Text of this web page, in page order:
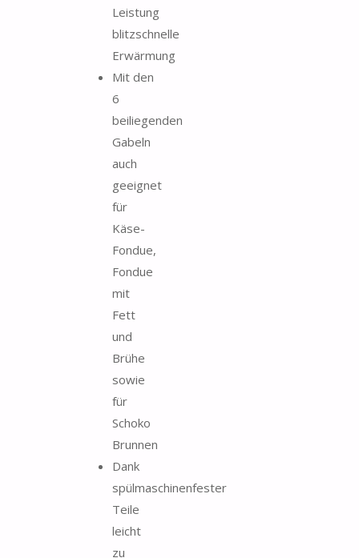
Leistung
blitzschnelle
Erwärmung
Mit den
6
beiliegenden
Gabeln
auch
geeignet
für
Käse-
Fondue,
Fondue
mit
Fett
und
Brühe
sowie
für
Schoko
Brunnen
Dank
spülmaschinenfester
Teile
leicht
zu